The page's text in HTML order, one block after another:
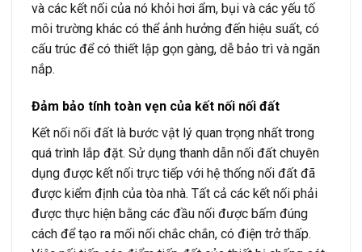
và các kết nối của nó khỏi hơi ẩm, bụi và các yếu tố
môi trường khác có thể ảnh hưởng đến hiệu suất, có
cấu trúc để có thiết lập gọn gàng, dễ bảo trì và ngăn
nắp.
Đảm bảo tính toàn vẹn của kết nối nối đất
Kết nối nối đất là bước vật lý quan trọng nhất trong
quá trình lắp đặt. Sử dụng thanh dẫn nối đất chuyên
dụng được kết nối trực tiếp với hệ thống nối đất đã
được kiểm định của tòa nhà. Tất cả các kết nối phải
được thực hiện bằng các đầu nối được bấm đúng
cách để tạo ra mối nối chắc chắn, có điện trở thấp.